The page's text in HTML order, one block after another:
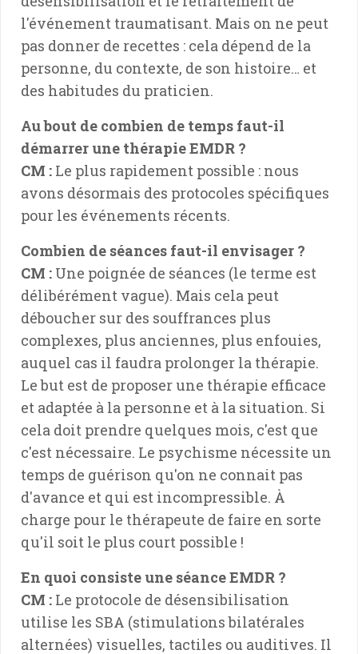
l'événement traumatisant. Mais on ne peut
pas donner de recettes : cela dépend de la
personne, du contexte, de son histoire… et
des habitudes du praticien.
Au bout de combien de temps faut-il
démarrer une thérapie EMDR ?
CM : Le plus rapidement possible : nous
avons désormais des protocoles spécifiques
pour les événements récents.
Combien de séances faut-il envisager ?
CM : Une poignée de séances (le terme est
délibérément vague). Mais cela peut
déboucher sur des souffrances plus
complexes, plus anciennes, plus enfouies,
auquel cas il faudra prolonger la thérapie.
Le but est de proposer une thérapie efficace
et adaptée à la personne et à la situation. Si
cela doit prendre quelques mois, c'est que
c'est nécessaire. Le psychisme nécessite un
temps de guérison qu'on ne connait pas
d'avance et qui est incompressible. À
charge pour le thérapeute de faire en sorte
qu'il soit le plus court possible !
En quoi consiste une séance EMDR ?
CM : Le protocole de désensibilisation
utilise les SBA (stimulations bilatérales
alternées) visuelles, tactiles ou auditives. Il